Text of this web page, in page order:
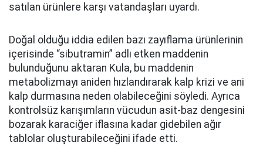
satılan ürünlere karşı vatandaşları uyardı.
Doğal olduğu iddia edilen bazı zayıflama ürünlerinin
içerisinde “sibutramin” adlı etken maddenin
bulunduğunu aktaran Kula, bu maddenin
metabolizmayı aniden hızlandırarak kalp krizi ve ani
kalp durmasına neden olabileceğini söyledi. Ayrıca
kontrolsüz karışımların vücudun asit-baz dengesini
bozarak karaciğer iflasına kadar gidebilen ağır
tablolar oluşturabileceğini ifade etti.